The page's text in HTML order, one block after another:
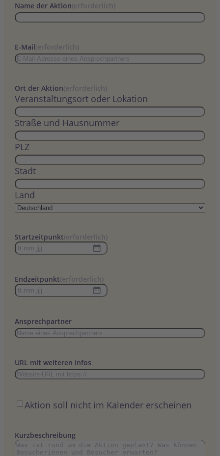
Name der Aktion(erforderlich)
E-Mail(erforderlich)
Ort der Aktion(erforderlich)
Veranstaltungsort oder Lokation
Straße und Hausnummer
PLZ
Stadt
Land
Startzeitpunkt(erforderlich)
TT
MM
Punkt
JJJJ
Endzeitpunkt(erforderlich)
TT
MM
Punkt
Ansprechpartner
URL mit weiteren Infos
Öffentlich
Aktion soll nicht im Kalender erscheinen
Kurzbeschreibung